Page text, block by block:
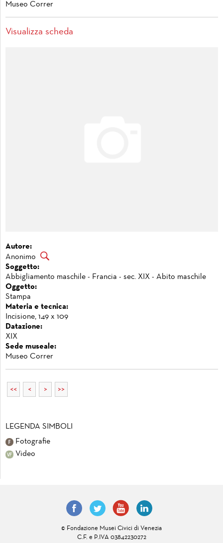
Museo Correr
Visualizza scheda
Autore:
Anonimo
Soggetto:
Abbigliamento maschile - Francia - sec. XIX - Abito maschile
Oggetto:
Stampa
Materia e tecnica:
Incisione, 149 x 109
Datazione:
XIX
Sede museale:
Museo Correr
<< < > >>
LEGENDA SIMBOLI
Fotografie
Video
© Fondazione Musei Civici di Venezia
C.F. e P.IVA 03842230272